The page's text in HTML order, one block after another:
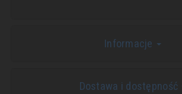
Informacje
Dostawa i dostępność